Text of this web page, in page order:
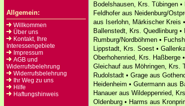
Allgemein:
Willkommen
Über uns
Kontakt, Ihre
Interessengebiete
Impressum
AGB und
Widerrufsbelehrung
Widerrufsbelehrung
Ihr Weg zu uns
Hilfe
Haftungshinweis
Bodelshausen, Krs. Tübingen
Feldhofer aus Neidenburg/
aus Iserlohn, Märkischer Kreis
Ballenstedt, Krs. Quedlinburg
Rumburg/Nordböhmen •
Lippstadt, Krs. Soest •
Oberhohenried, Krs. Haßberge
Gleichauf aus Möhringen, Krs.
Rudolstadt • Grage aus
Heidenheim • Gutermann aus
Hanauer aus Wildeppenried,
Oldenburg • Harms aus